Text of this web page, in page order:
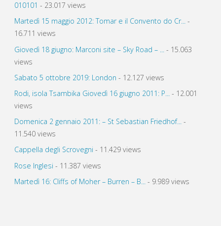
010101 - 23.017 views
Martedì 15 maggio 2012: Tomar e il Convento do Cr...-
16.711 views
Giovedì 18 giugno: Marconi site – Sky Road – ...
- 15.063
views
Sabato 5 ottobre 2019: London - 12.127 views
Rodi, isola Tsambika Giovedì 16 giugno 2011: P...- 12.001
views
Domenica 2 gennaio 2011: – St Sebastian Friedhof...-
11.540 views
Cappella degli Scrovegni - 11.429 views
Rose Inglesi - 11.387 views
Martedì 16: Cliffs of Moher – Burren – B...
- 9.989 views